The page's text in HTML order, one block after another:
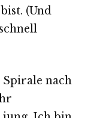
(Und
Spirale nach